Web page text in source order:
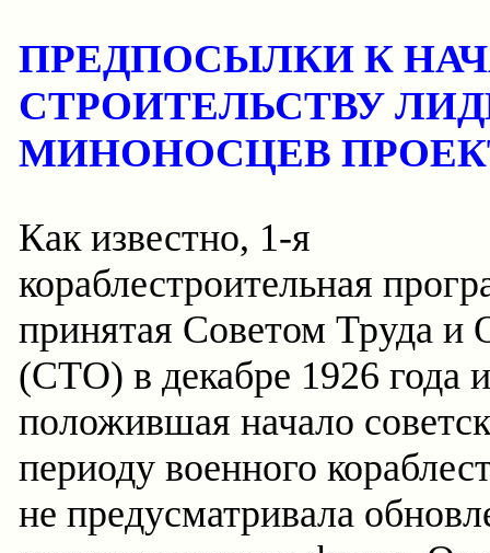
ПРЕДПОСЫЛКИ К
СТРОИТЕЛЬСТВУ
МИНОНОСЦЕВ
Как известно, 1-я
кораблестроительная
принятая Советом Труда и
(СТО) в декабре 1926 года и
положившая начало
периоду военного
не предусматривала